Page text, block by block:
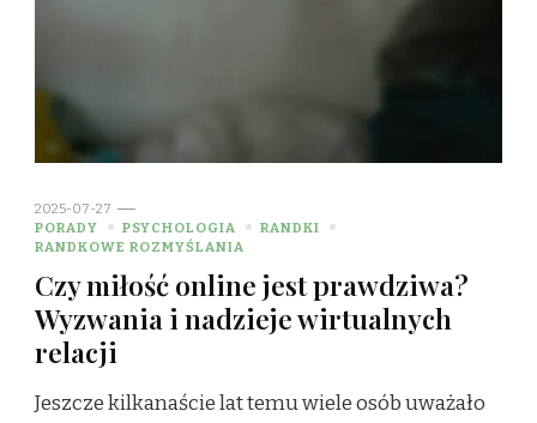
2025-07-27
PORADY
PSYCHOLOGIA
RANDKI
RANDKOWE ROZMYŚLANIA
Czy miłość online jest prawdziwa?
Wyzwania i nadzieje wirtualnych
relacji
Jeszcze kilkanaście lat temu wiele osób uważało